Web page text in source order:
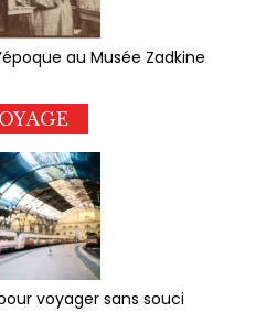
au Musée Zadkine
voyager sans souci